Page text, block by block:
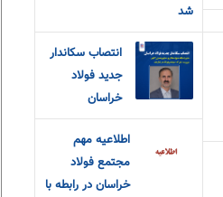
شد
انتصاب سکاندار
جدید فولاد
خراسان
اطلاعیه مهم
مجتمع فولاد
خراسان در رابطه با